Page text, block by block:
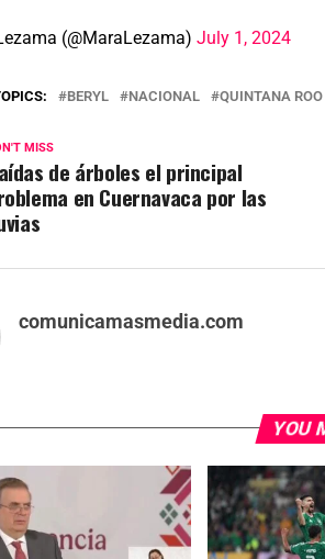
(@MaraLezama) July 1, 2024
BERYL NACIONAL QUINTANA ROO
MISS
de árboles el principal
en Cuernavaca por las
comunicamasmedia.com
YOU